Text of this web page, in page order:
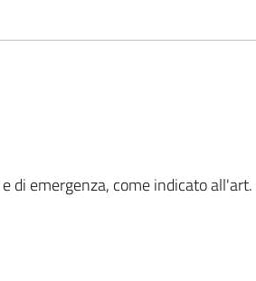
di emergenza, come indicato